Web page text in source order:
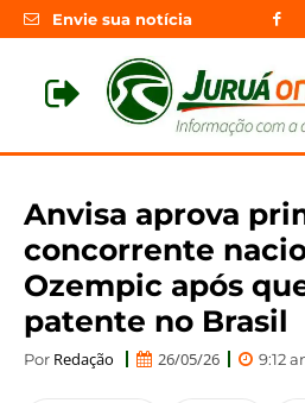
Envie sua notícia
Anvisa aprova
concorrente
Ozempic após
patente no Brasil
Por Redação 26/05/26 9:12